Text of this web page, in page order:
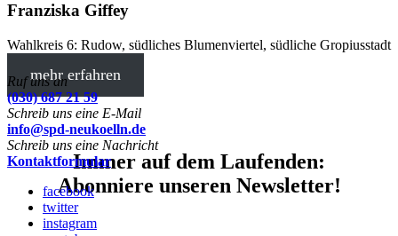
Franziska Giffey
Wahlkreis 6: Rudow, südliches Blumenviertel, südliche Gropiusstadt
mehr erfahren
Immer auf dem Laufenden:
Abonniere unseren Newsletter!
Ruf uns an
(030) 687 21 59
Schreib uns eine E-Mail
info@spd-neukoelln.de
Schreib uns eine Nachricht
Kontaktformular
facebook
twitter
instagram